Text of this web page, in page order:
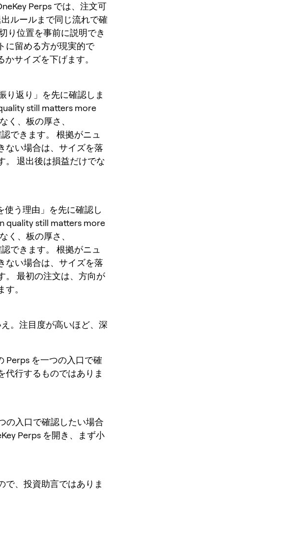
Perps では、注文可
ルールまで同じ流れで確
り位置を事前に説明でき
に留める方が現実的で
サイズを下げます。
り返り」を先に確認しま
still matters more
く、板の厚さ、
できます。 根拠がニュ
ない場合は、サイズを落
。 退出後は損益だけでな
使う理由」を先に確認し
quality still matters more
く、板の厚さ、
できます。 根拠がニュ
ない場合は、サイズを落
。 最初の注文は、方向が
。
。注目度が高いほど、深
Perps を一つの入口で確
代行するものではありま
の入口で確認したい場合
Perps を開き、まず小
で、投資助言ではありま